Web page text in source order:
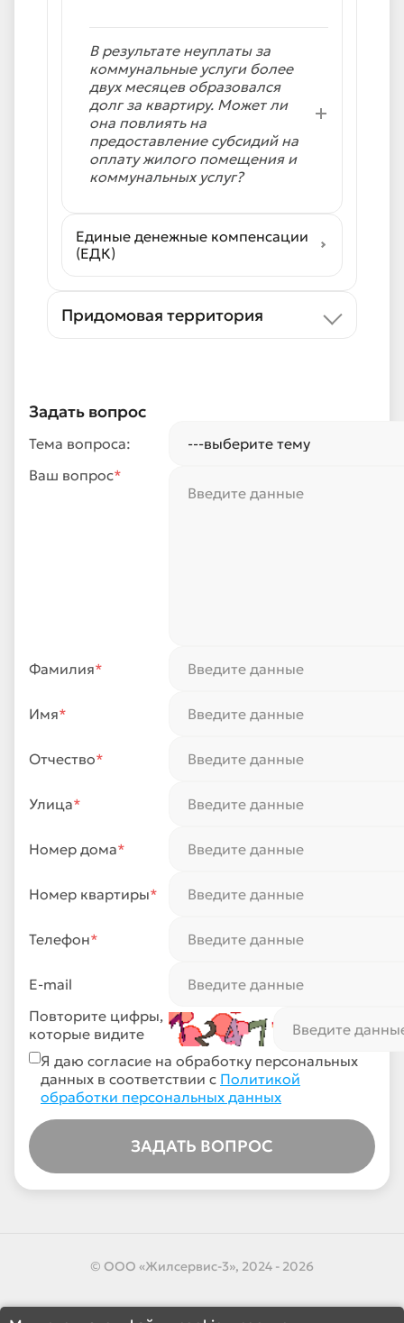
В результате неуплаты за
коммунальные услуги более
двух месяцев образовался
долг за квартиру. Может ли
она повлиять на
предоставление субсидий на
оплату жилого помещения и
коммунальных услуг?
Единые денежные компенсации
(ЕДК)
Придомовая территория
Задать вопрос
Тема вопроса:
Ваш вопрос*
Фамилия*
Имя*
Отчество*
Улица*
Номер дома*
Номер квартиры*
Телефон*
E-mail
Повторите цифры,
которые видите
Я даю согласие на обработку персональных
данных в соответствии с Политикой
обработки персональных данных
© ООО «Жилсервис-3», 2024 - 2026